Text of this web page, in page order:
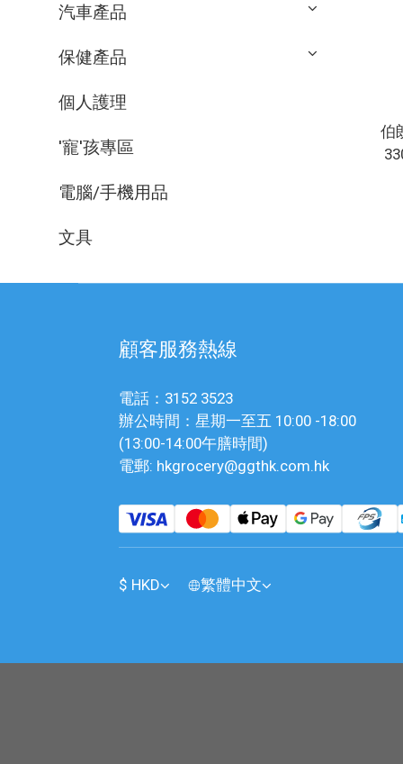
汽車產品
保健產品
個人護理
'寵'孩專區
電腦/手機用品
文具
伯
顧客服務熱線
電話：3152 3523
辦公時間：星期一至五 10:00 -18:00
(13:00-14:00午膳時間)
電郵: hkgrocery@ggthk.com.hk
$ HKD 繁體中文